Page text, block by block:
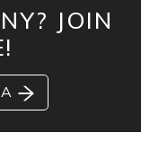
JOIN